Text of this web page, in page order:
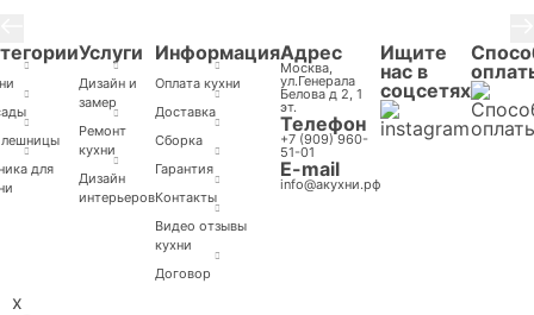
для
Услуги
Дизайн и
замер
Ремонт
кухни
Дизайн
интерьеров
Информация
Оплата кухни
Доставка
Cборка
Гарантия
Контакты
Видео отзывы
кухни
Договор
Адрес
Москва,
ул.Генерала
Белова д 2, 1
эт.
Телефон
+7 (909) 960-
51-01
E-mail
info@акухни.рф
Ищите
нас в
соцсетях
x